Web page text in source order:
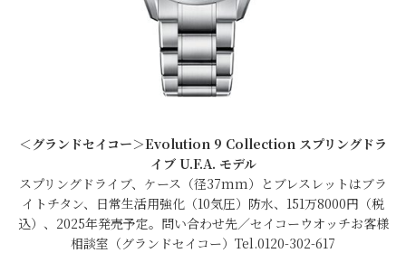
＜グランドセイコー＞Evolution 9 Collection スプリングドラ
イブ U.F.A. モデル
スプリングドライブ、ケース（径37mm）とブレスレットはブラ
イトチタン、日常生活用強化（10気圧）防水、151万8000円（税
込）、2025年発売予定。問い合わせ先／セイコーウオッチお客様
相談室（グランドセイコー）Tel.0120-302-617